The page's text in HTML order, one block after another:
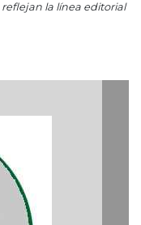
la línea editorial